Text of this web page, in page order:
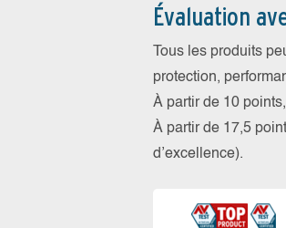
Évaluation
Tous les produits
protection,
À partir de 10
À partir de 17,5
d’excellence).